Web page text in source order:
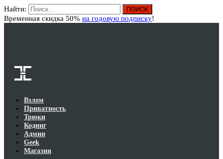
Найти:
Временная скидка 50% на годовую подписку!
Взлом
Приватность
Трюки
Кодинг
Админ
Geek
Магазин